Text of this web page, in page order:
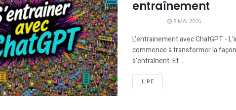
entraînement
8 MAI 2026
L'entrainement avec ChatGPT -
commence à transformer la
s’entraînent. Et ...
LIRE